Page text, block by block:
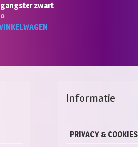
zwart
Informatie
PRIVACY & COOKIES